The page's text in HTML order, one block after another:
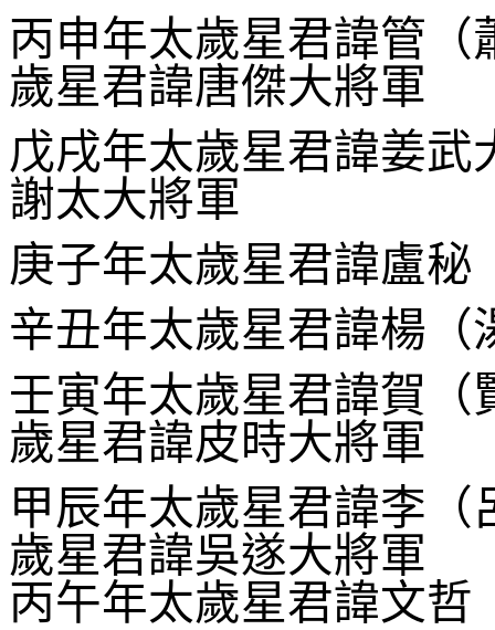
丙申年太歲星君諱管（
歲星君諱唐傑大
戊戌年太歲星君諱姜
謝太大將軍
庚子年太歲星君諱盧秘
辛丑年太歲星君諱
壬寅年太歲星君諱賀（
歲星君諱皮時大
甲辰年太歲星君諱李
歲星君諱吳遂大將軍
丙午年太歲星君諱文哲